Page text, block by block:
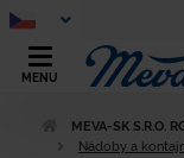
MENU
MEVA-SK S.R.O.
Nádoby a